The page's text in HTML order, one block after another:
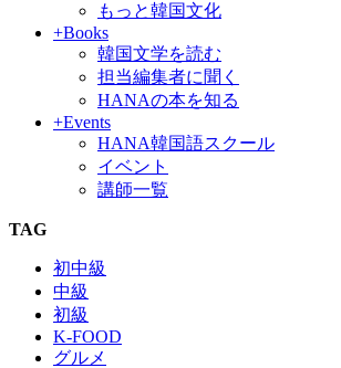
もっと韓国文化
+Books
韓国文学を読む
担当編集者に聞く
HANAの本を知る
+Events
HANA韓国語スクール
イベント
講師一覧
TAG
初中級
中級
初級
K-FOOD
グルメ